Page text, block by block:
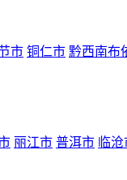
市 铜仁市 黔西南布
丽江市 普洱市 临